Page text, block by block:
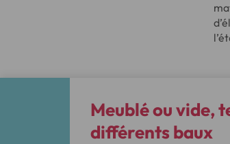
Meublé ou vide,
différents baux